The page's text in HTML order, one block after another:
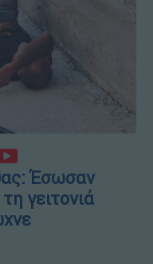
Έσωσαν
γειτονιά